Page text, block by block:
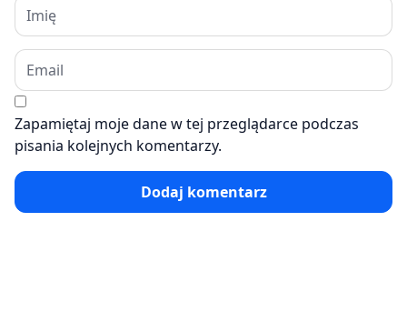
Zapamiętaj moje dane w tej przeglądarce podczas
pisania kolejnych komentarzy.
Dodaj komentarz